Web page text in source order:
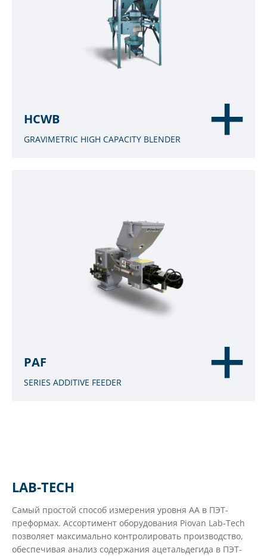
HCWB
GRAVIMETRIC HIGH CAPACITY BLENDER
PAF
SERIES ADDITIVE FEEDER
LAB-TECH
Самый простой способ измерения уровня АА в ПЭТ-
преформах. Ассортимент оборудования Piovan Lab-Tech
позволяет максимально контролировать производство,
обеспечивая анализ содержания ацетальдегида в ПЭТ-